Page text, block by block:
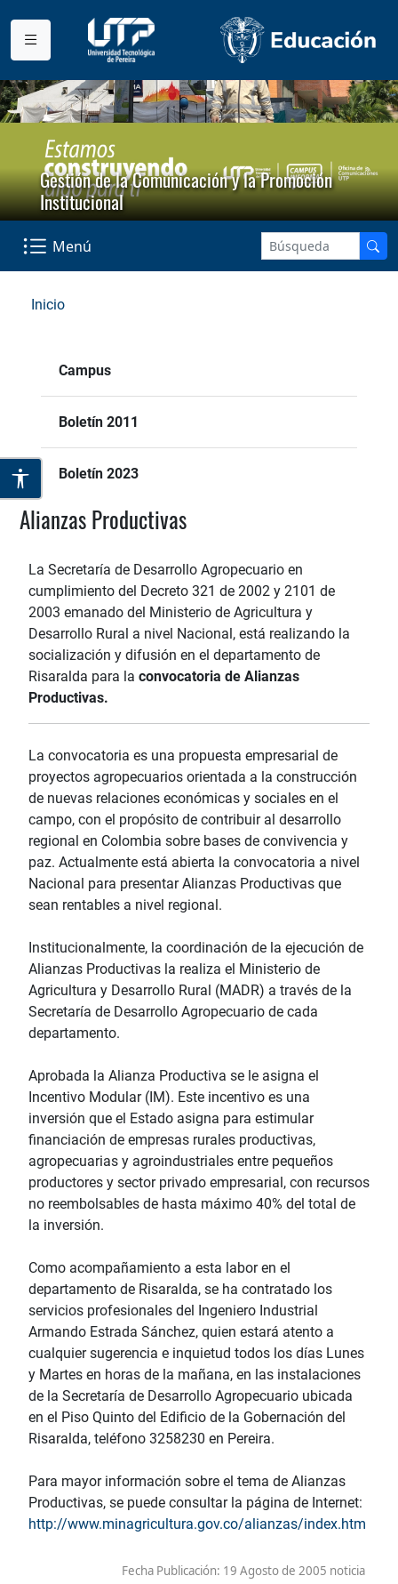
Gestión de la Comunicación y la Promoción
Institucional
Menú
Inicio
Campus
Boletín 2011
Boletín 2023
Alianzas Productivas
La Secretaría de Desarrollo Agropecuario en
cumplimiento del Decreto 321 de 2002 y 2101 de
2003 emanado del Ministerio de Agricultura y
Desarrollo Rural a nivel Nacional, está realizando la
socialización y difusión en el departamento de
Risaralda para la convocatoria de Alianzas
Productivas.
La convocatoria es una propuesta empresarial de
proyectos agropecuarios orientada a la construcción
de nuevas relaciones económicas y sociales en el
campo, con el propósito de contribuir al desarrollo
regional en Colombia sobre bases de convivencia y
paz. Actualmente está abierta la convocatoria a nivel
Nacional para presentar Alianzas Productivas que
sean rentables a nivel regional.
Institucionalmente, la coordinación de la ejecución de
Alianzas Productivas la realiza el Ministerio de
Agricultura y Desarrollo Rural (MADR) a través de la
Secretaría de Desarrollo Agropecuario de cada
departamento.
Aprobada la Alianza Productiva se le asigna el
Incentivo Modular (IM). Este incentivo es una
inversión que el Estado asigna para estimular
financiación de empresas rurales productivas,
agropecuarias y agroindustriales entre pequeños
productores y sector privado empresarial, con recursos
no reembolsables de hasta máximo 40% del total de
la inversión.
Como acompañamiento a esta labor en el
departamento de Risaralda, se ha contratado los
servicios profesionales del Ingeniero Industrial
Armando Estrada Sánchez, quien estará atento a
cualquier sugerencia e inquietud todos los días Lunes
y Martes en horas de la mañana, en las instalaciones
de la Secretaría de Desarrollo Agropecuario ubicada
en el Piso Quinto del Edificio de la Gobernación del
Risaralda, teléfono 3258230 en Pereira.
Para mayor información sobre el tema de Alianzas
Productivas, se puede consultar la página de Internet:
http://www.minagricultura.gov.co/alianzas/index.htm
Fecha Publicación: 19 Agosto de 2005 noticia